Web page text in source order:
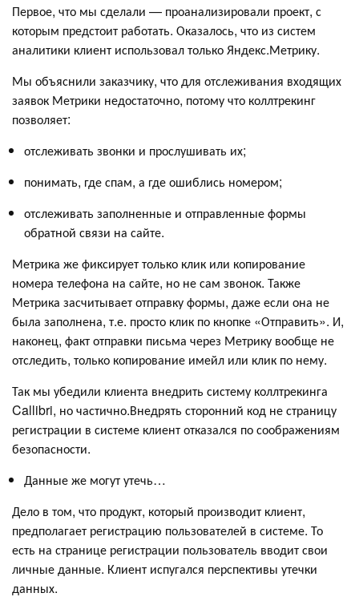
Первое, что мы сделали — проанализировали проект, с
которым предстоит работать. Оказалось, что из систем
аналитики клиент использовал только Яндекс.Метрику.
Мы объяснили заказчику, что для отслеживания входящих
заявок Метрики недостаточно, потому что коллтрекинг
позволяет:
отслеживать звонки и прослушивать их;
понимать, где спам, а где ошиблись номером;
отслеживать заполненные и отправленные формы
обратной связи на сайте.
Метрика же фиксирует только клик или копирование
номера телефона на сайте, но не сам звонок. Также
Метрика засчитывает отправку формы, даже если она не
была заполнена, т.е. просто клик по кнопке «Отправить». И,
наконец, факт отправки письма через Метрику вообще не
отследить, только копирование имейл или клик по нему.
Так мы убедили клиента внедрить систему коллтрекинга
Callibri, но частично.Внедрять сторонний код не страницу
регистрации в системе клиент отказался по соображениям
безопасности.
Данные же могут утечь…
Дело в том, что продукт, который производит клиент,
предполагает регистрацию пользователей в системе. То
есть на странице регистрации пользователь вводит свои
личные данные. Клиент испугался перспективы утечки
данных.